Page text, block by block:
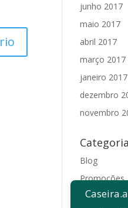
junho 2017
maio 2017
abril 2017
março 2017
janeiro 2017
dezembro
novembro
Blog
Promoções
Sem